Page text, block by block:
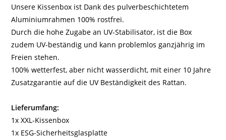
Unsere Kissenbox ist Dank des pulverbeschichtetem
Aluminiumrahmen 100% rostfrei.
Durch die hohe Zugabe an UV-Stabilisator, ist die Box
zudem UV-beständig und kann problemlos ganzjährig im
Freien stehen.
100% wetterfest, aber nicht wasserdicht, mit einer 10 Jahre
Zusatzgarantie auf die UV Beständigkeit des Rattan.
Lieferumfang:
1x XXL-Kissenbox
1x ESG-Sicherheitsglasplatte